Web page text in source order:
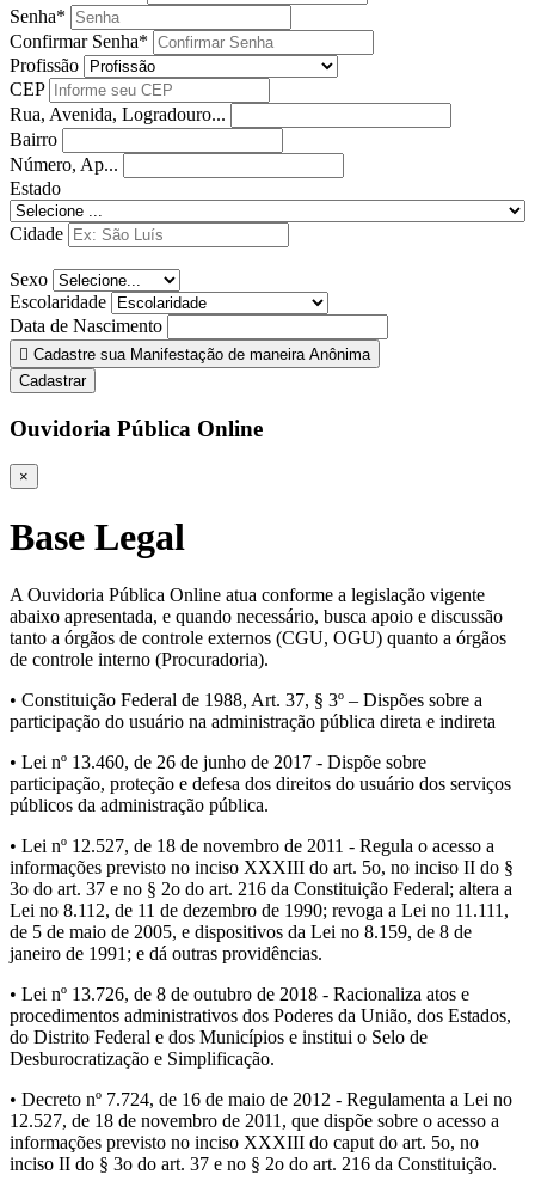
Senha*
Confirmar Senha*
Profissão
CEP
Rua, Avenida, Logradouro...
Bairro
Número, Ap...
Estado
Cidade
Sexo
Escolaridade
Data de Nascimento
Cadastre sua Manifestação de maneira Anônima
Cadastrar
Ouvidoria Pública Online
×
Base Legal
A Ouvidoria Pública Online atua conforme a legislação vigente
abaixo apresentada, e quando necessário, busca apoio e discussão
tanto a órgãos de controle externos (CGU, OGU) quanto a órgãos
de controle interno (Procuradoria).
• Constituição Federal de 1988, Art. 37, § 3º – Dispões sobre a
participação do usuário na administração pública direta e indireta
• Lei nº 13.460, de 26 de junho de 2017 - Dispõe sobre
participação, proteção e defesa dos direitos do usuário dos serviços
públicos da administração pública.
• Lei nº 12.527, de 18 de novembro de 2011 - Regula o acesso a
informações previsto no inciso XXXIII do art. 5o, no inciso II do §
3o do art. 37 e no § 2o do art. 216 da Constituição Federal; altera a
Lei no 8.112, de 11 de dezembro de 1990; revoga a Lei no 11.111,
de 5 de maio de 2005, e dispositivos da Lei no 8.159, de 8 de
janeiro de 1991; e dá outras providências.
• Lei nº 13.726, de 8 de outubro de 2018 - Racionaliza atos e
procedimentos administrativos dos Poderes da União, dos Estados,
do Distrito Federal e dos Municípios e institui o Selo de
Desburocratização e Simplificação.
• Decreto nº 7.724, de 16 de maio de 2012 - Regulamenta a Lei no
12.527, de 18 de novembro de 2011, que dispõe sobre o acesso a
informações previsto no inciso XXXIII do caput do art. 5o, no
inciso II do § 3o do art. 37 e no § 2o do art. 216 da Constituição.